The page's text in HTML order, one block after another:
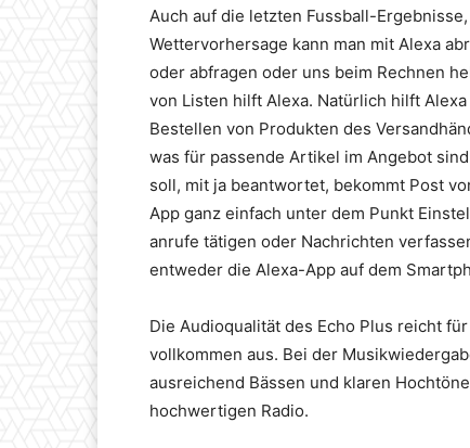
Auch auf die letzten Fussball-
Wettervorhersage kann man mit Alexa
oder abfragen oder uns beim Rechnen
von Listen hilft Alexa. Natürlich hilft
Bestellen von Produkten des
was für passende Artikel im Angebot
soll, mit ja beantwortet, bekommt Post
App ganz einfach unter dem Punkt
anrufe tätigen oder Nachrichten
entweder die Alexa-App auf dem
Die Audioqualität des Echo Plus reicht
vollkommen aus. Bei der
ausreichend Bässen und klaren
hochwertigen Radio.